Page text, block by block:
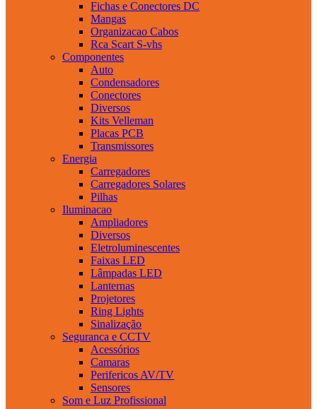
Fichas e Conectores DC
Mangas
Organizacao Cabos
Rca Scart S-vhs
Componentes
Auto
Condensadores
Conectores
Diversos
Kits Velleman
Placas PCB
Transmissores
Energia
Carregadores
Carregadores Solares
Pilhas
Iluminacao
Ampliadores
Diversos
Eletroluminescentes
Faixas LED
Lâmpadas LED
Lanternas
Projetores
Ring Lights
Sinalização
Seguranca e CCTV
Acessórios
Camaras
Perifericos AV/TV
Sensores
Som e Luz Profissional